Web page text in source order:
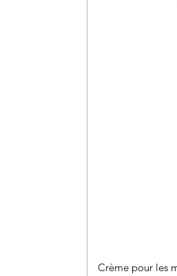
Crème pour les